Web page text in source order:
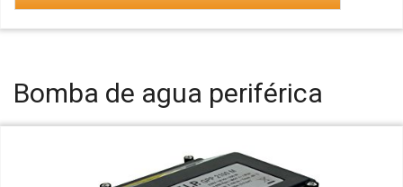
Bomba de agua periférica